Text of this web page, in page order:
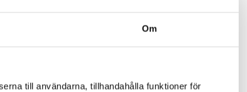
Om
till användarna, tillhandahålla funktioner för
yrkesvägledare ska